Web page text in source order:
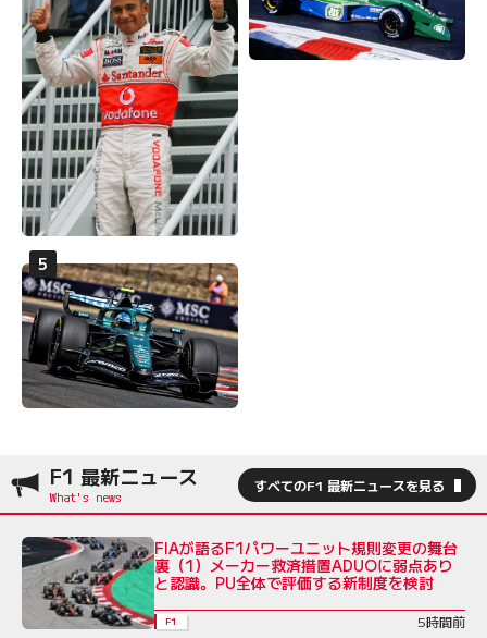
F1 最新ニュース すべてのF1 最新ニュースを見る
FIAが語るF1パワーユニット規則変更の舞台
裏（1）メーカー救済措置ADUOに弱点あり
と認識。PU全体で評価する新制度を検討
F1 5時間前